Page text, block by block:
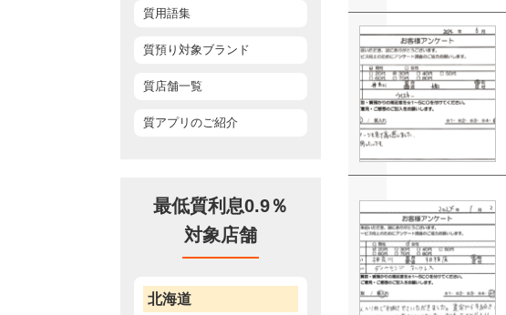
質用語集
質預り対象ブランド
質店舗一覧
質アプリのご紹介
最低質利息0.9％
対象店舗
北海道